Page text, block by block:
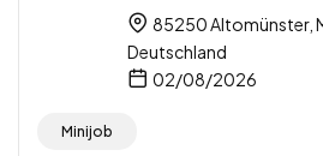
85250 Altomünster,
Deutschland
02/08/2026
Minijob